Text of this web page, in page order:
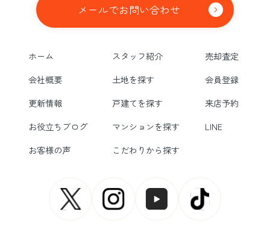
メールでお問い合わせ
ホーム スタッフ紹介
売却査定
会社概要
土地を探す
会員登録
更新情報
戸建てを探す
来店予約
お役立ちブログ
マンションを探す
LINE
お客様の声
こだわりから探す